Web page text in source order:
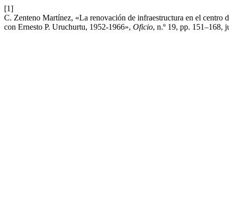
[1]
C. Zenteno Martínez, «La renovación de infraestructura en el
con Ernesto P. Uruchurtu, 1952-1966», Oficio, n.º 19, pp. 151–168,